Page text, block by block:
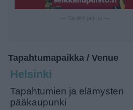
Tapahtumapaikka / Venue
Helsinki
Tapahtumien ja elämysten
pääkaupunki